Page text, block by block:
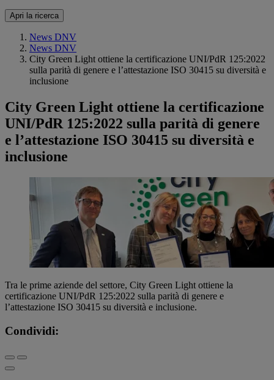
Apri la ricerca
News DNV
News DNV
City Green Light ottiene la certificazione UNI/PdR 125:2022
sulla parità di genere e l’attestazione ISO 30415 su diversità e
inclusione
City Green Light ottiene la certificazione
UNI/PdR 125:2022 sulla parità di genere
e l’attestazione ISO 30415 su diversità e
inclusione
Tra le prime aziende del settore, City Green Light ottiene la
certificazione UNI/PdR 125:2022 sulla parità di genere e
l’attestazione ISO 30415 su diversità e inclusione.
Condividi: